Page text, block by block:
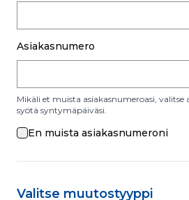
Asiakasnumero
Mikäli et muista asiakasnumeroasi, valitse
syötä syntymäpäiväsi.
En muista asiakasnumeroni
Valitse muutostyyppi